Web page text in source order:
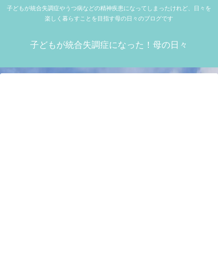
子どもが統合失調症やうつ病などの精神疾患になってしまったけれど、日々を
楽しく暮らすことを目指す母の日々のブログです
子どもが統合失調症になった！母の日々